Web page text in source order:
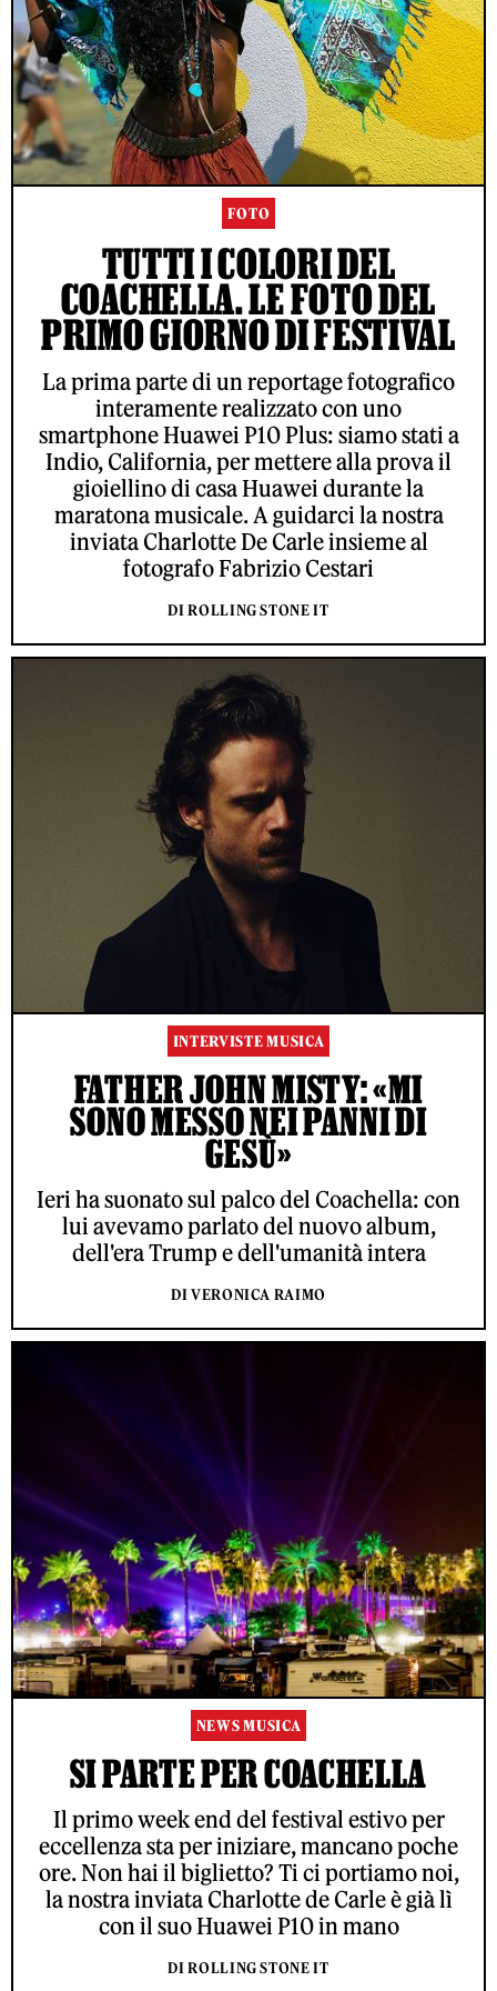
FOTO
TUTTI I COLORI DEL
COACHELLA. LE FOTO DEL
PRIMO GIORNO DI FESTIVAL
La prima parte di un reportage fotografico
interamente realizzato con uno
smartphone Huawei P10 Plus: siamo stati a
Indio, California, per mettere alla prova il
gioiellino di casa Huawei durante la
maratona musicale. A guidarci la nostra
inviata Charlotte De Carle insieme al
fotografo Fabrizio Cestari
DI ROLLING STONE IT
INTERVISTE MUSICA
FATHER JOHN MISTY: «MI
SONO MESSO NEI PANNI DI
GESÙ»
Ieri ha suonato sul palco del Coachella: con
lui avevamo parlato del nuovo album,
dell'era Trump e dell'umanità intera
DI VERONICA RAIMO
NEWS MUSICA
SI PARTE PER COACHELLA
Il primo week end del festival estivo per
eccellenza sta per iniziare, mancano poche
ore. Non hai il biglietto? Ti ci portiamo noi,
la nostra inviata Charlotte de Carle è già lì
con il suo Huawei P10 in mano
DI ROLLING STONE IT